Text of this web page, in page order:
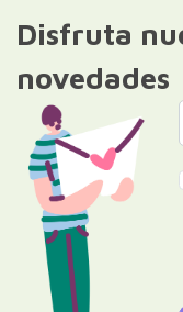
Disfruta
novedades